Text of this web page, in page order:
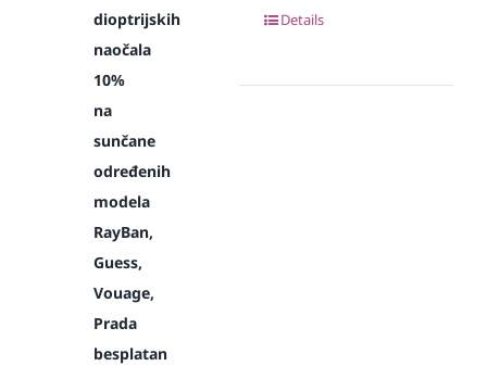
dioptrijskih
naočala
10%
na
sunčane
određenih
modela
RayBan,
Guess,
Vouage,
Prada
besplatan
Details